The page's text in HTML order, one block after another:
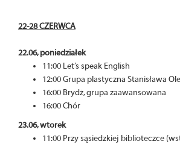
22-28 CZERWCA
22.06, poniedziałek
11:00 Let’s speak English
12:00 Grupa plastyczna Stanisława
16:00 Brydż, grupa zaawansowana
16:00 Chór
23.06, wtorek
11:00 Przy sąsiedzkiej biblioteczce